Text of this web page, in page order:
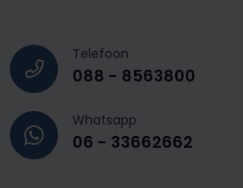
Telefoon
088 - 8563800
Whatsapp
06 - 33662662